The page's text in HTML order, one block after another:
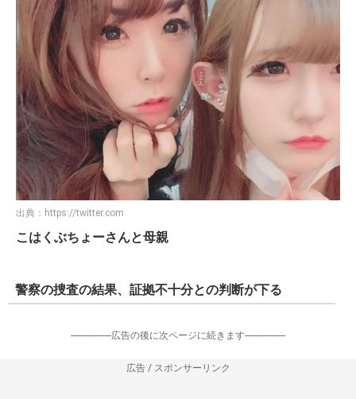
出典： https://twitter.com
こはくぶちょーさんと母親
警察の捜査の結果、証拠不十分との判断が下る
-----------------広告の後に次ページに続きます-----------------
広告 / スポンサーリンク